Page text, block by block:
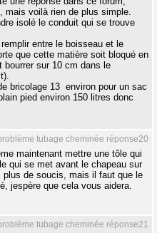
mais voilà rien de plus simple.
isolé le conduit qui se trouve
entre le boisseau et le
que cette matière soit bloqué en
bourrer sur 10 cm dans le
bricolage 13  environ pour un sac
pied environ 150 litres donc
tubage cheminée réponse20
maintenant mettre une tôle qui
qui se met avant le chapeau sur
plus de soucis, mais il faut que le
jespère que cela vous aidera.
tubage cheminée réponse21